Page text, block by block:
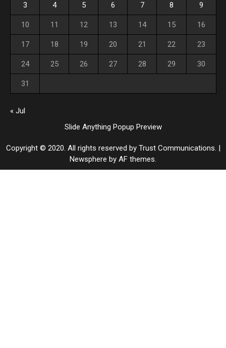
3 4 5 6 7 8 9
10 11 12 13 14 15 16
17 18 19 20 21 22 23
24 25 26 27 28 29 30
31
« Jul
Slide Anything Popup Preview
Copyright © 2020. All rights reserved by Trust Communications. |
Newsphere by AF themes.